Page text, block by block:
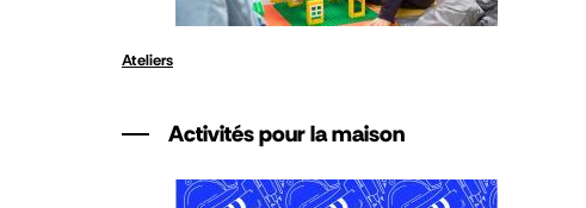
Ateliers
Activités pour la maison